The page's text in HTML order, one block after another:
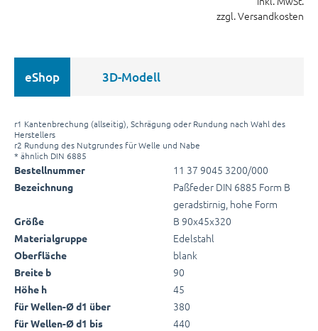
zzgl. Versandkosten
eShop 3D-Modell
r1 Kantenbrechung (allseitig), Schrägung oder Rundung nach Wahl des
Herstellers
r2 Rundung des Nutgrundes für Welle und Nabe
* ähnlich DIN 6885
Bestellnummer 11 37 9045 3200/000
Bezeichnung
Paßfeder DIN 6885 Form B
geradstirnig, hohe Form
Größe B 90x45x320
Materialgruppe Edelstahl
Oberfläche blank
Breite b 90
Höhe h 45
für Wellen-Ø d1 über 380
für Wellen-Ø d1 bis 440